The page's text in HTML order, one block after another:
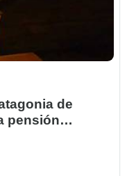
de
pensión